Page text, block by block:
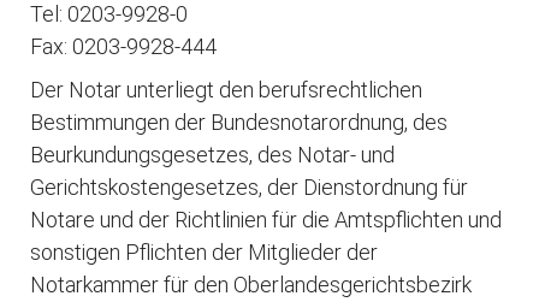
Tel: 0203-9928-0
Fax: 0203-9928-444
Der Notar unterliegt den berufsrechtlichen
Bestimmungen der Bundesnotarordnung, des
Beurkundungsgesetzes, des Notar- und
Gerichtskostengesetzes, der Dienstordnung für
Notare und der Richtlinien für die Amtspflichten und
sonstigen Pflichten der Mitglieder der
Notarkammer für den Oberlandesgerichtsbezirk